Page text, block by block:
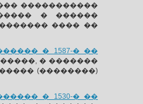
�����������
� ������
���� ��
� 1587-� ��
� �������
(��������)
� 1530-� ��